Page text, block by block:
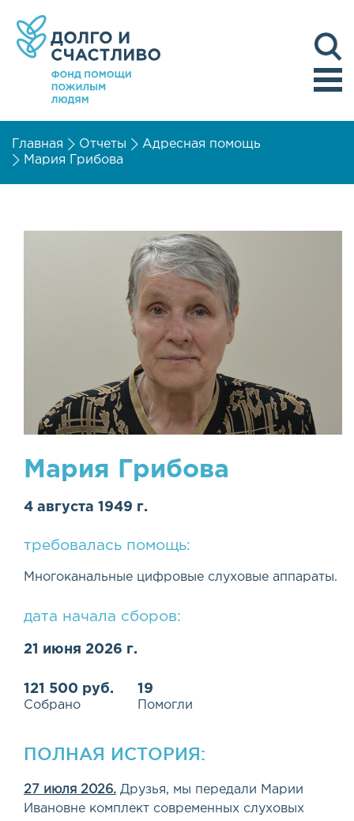
Главная Отчеты
Адресная помощь
Мария Грибова
Мария Грибова
4 августа 1949 г.
требовалась помощь:
Многоканальные цифровые слуховые аппараты.
дата начала сборов:
21 июня 2026 г.
121 500 руб.
Собрано
19
Помогли
ПОЛНАЯ ИСТОРИЯ:
27 июля 2026. Друзья, мы передали Марии
Ивановне комплект современных слуховых